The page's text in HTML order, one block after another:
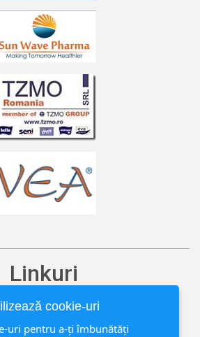
Linkuri
Ediția curentă
Arhivă
cookie-uri
uri pentru a-ți îmbunătăți